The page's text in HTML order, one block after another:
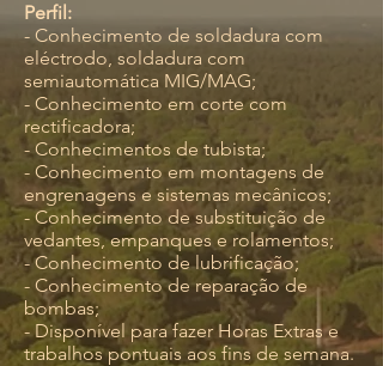
Perfil:
- Conhecimento de soldadura com
eléctrodo, soldadura com
semiautomática MIG/MAG;
- Conhecimento em corte com
rectificadora;
- Conhecimentos de tubista;
- Conhecimento em montagens de
engrenagens e sistemas mecânicos;
- Conhecimento de substituição de
vedantes, empanques e rolamentos;
- Conhecimento de lubrificação;
- Conhecimento de reparação de
bombas;
- Disponível para fazer Horas Extras e
trabalhos pontuais aos fins de semana.